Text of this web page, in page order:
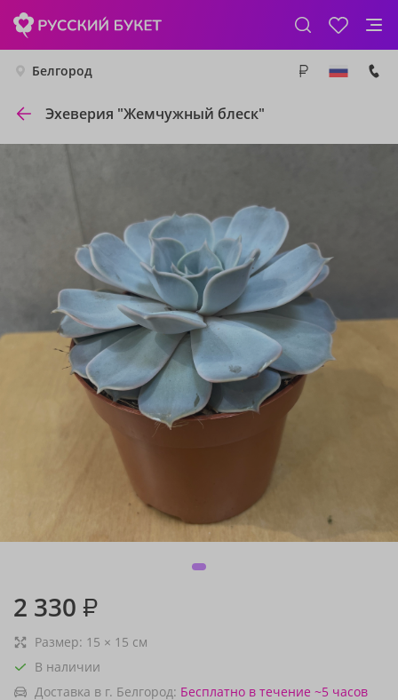
Белгород
Эхеверия "Жемчужный блеск"
2 330 ₽
Размер: 15 × 15 см
В наличии
Доставка в г. Белгород: Бесплатно в течение ~5 часов